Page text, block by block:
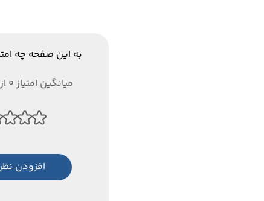
به این صفحه چه
میانگین امتیاز 0 از 5 ( از 0 رای )
افزودن